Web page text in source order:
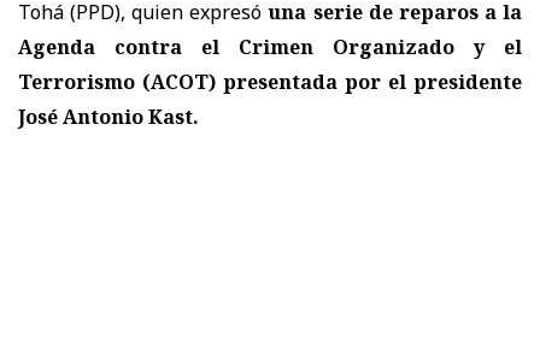
Tohá (PPD), quien expresóuna serie de reparos a la
Agenda contra el Crimen Organizado y el
Terrorismo (ACOT) presentada por el presidente
José Antonio Kast.